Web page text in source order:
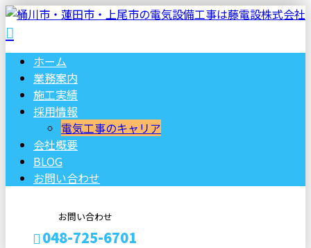
ホーム
業務案内
施工実績
採用情報
電気工事のキャリア
会社概要
BLOG
お問い合わせ
お問い合わせ
048-725-6701